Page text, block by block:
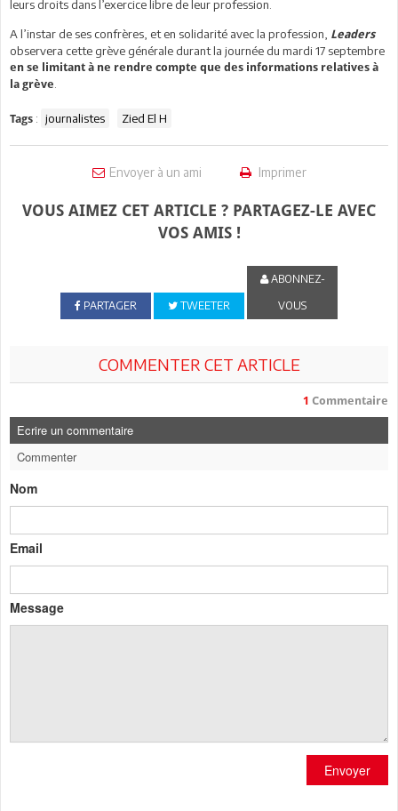
leurs droits dans l’exercice libre de leur profession.
A l’instar de ses confrères, et en solidarité avec la profession, Leaders
observera cette grève générale durant la journée du mardi 17 septembre
en se limitant à ne rendre compte que des informations relatives à
la grève
Tags : journalistes Zied El H
Envoyer à un ami Imprimer
VOUS AIMEZ CET ARTICLE ? PARTAGEZ-LE AVEC
VOS AMIS !
PARTAGER TWEETER
ABONNEZ-
VOUS
COMMENTER CET ARTICLE
1 Commentaire
Ecrire un commentaire
Commenter
Nom
Email
Message
Envoyer